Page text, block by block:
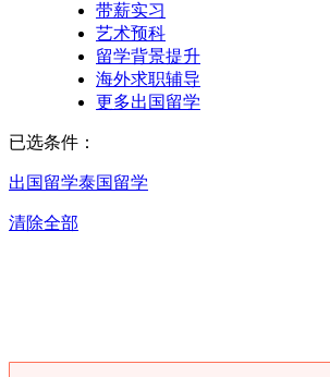
带薪实习
艺术预科
留学背景提升
海外求职辅导
更多出国留学
已选条件：
出国留学泰国留学
清除全部